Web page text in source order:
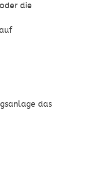
die
das